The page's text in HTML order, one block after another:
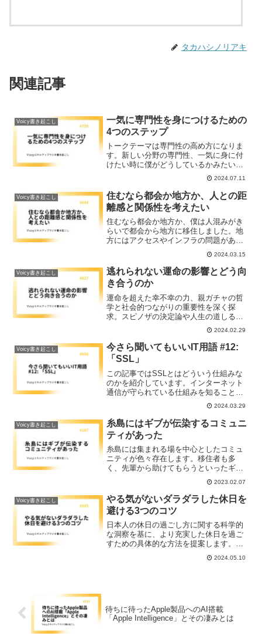
タカハシノリアキ
関連記事
Voicy書き起こし
一気に専門性を身につけるための
4つのステップ
トークテーマは専門性の高め方になりま
す。新しい分野の専門性、一気に身に付
けたい時に僕がどうしているかみたいな
話をしていきたいなと思っています。結
構タフな感じですが、やりきると達成感
半端ないですし、自分にとって大きな財
産になると思いますので、ぜひトライし
てみていただければと思います。
2024.07.11
Voicy書き起こし
住むなら都会か地方か、人との距
離感と関係性を考えたい
住むなら都会か地方か、僕は人混みがき
らいで都会から地方に移住しました。地
方にはアクセスやインフラの問題があり
ますが、結構改善されています。それよ
り重要なのは人との距離感や関係性で
す。住む場所がどんな地域コミュニティ
なのかよく情報を得ることが大切です。
2024.03.15
Voicy書き起こし
逃れられない運命の影響とどう向
き合うのか
運命を超えた幸不幸の力、親ガチャの哲
学と社会的つながりの重要性を深く探
求。スピノザの決定論や人生の道しるべ
となるコンパスの獲得方法、コミュニテ
ィの新たな価値について詳細に考察し、
人とのつながりがいかに私たちの運命や
人生観に影響を与えるかを解説していま
す。
2024.02.29
Voicy書き起こし
今さら聞いてもいいIT用語 #12:
「SSL」
この記事ではSSLとはどういう仕組みな
のかを紹介しています。インターネット
通信が守られている仕組みを知ること
で、ITリテラシーを向上させることがで
2024.03.29
Voicy書き起こし
糸島にはギブが伝染するコミュニ
ティがあった
糸島には集まれる場を中心としたコミュ
ニティが色々存在します。移住者も多
く、先輩から助けてもらうといったギブ
の精神が伝染しているようです。コミュ
ニティがギブの増幅装置となっていま
す。ノンプロ研とも似たコミュニティの
形がリアルに存在しています。
2023.02.07
Voicy書き起こし
やる気がないダラダラした休日を
避ける3つのコツ
日本人の休日の過ごし方に関する科学的
な洞察を基に、より充実した休日を過ご
すための具体的な方法を提案します。記
事では、休日にやる気を出し、幸福感を
高めるための3つのコツを詳しく紹介して
2024.05.10
待ちに待ったApple製品へのAI搭載
「Apple Intelligence」とその凄みとは